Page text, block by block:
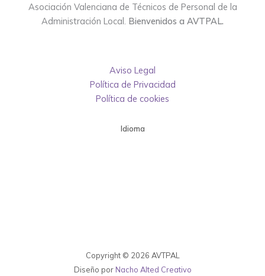
Asociación Valenciana de Técnicos de Personal de la
Administración Local. Bienvenidos a AVTPAL.
Aviso Legal
Política de Privacidad
Política de cookies
Idioma
Copyright © 2026 AVTPAL
Diseño por Nacho Alted Creativo